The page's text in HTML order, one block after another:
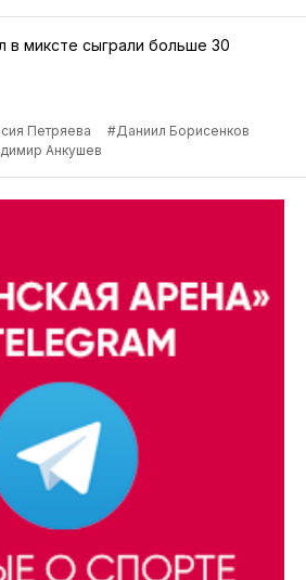
в миксте сыграли больше 30
Петряева
#Даниил Борисенков
Анкушев